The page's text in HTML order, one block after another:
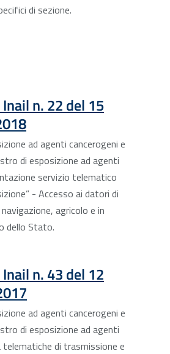
di sezione.
n. 22 del 15
ad agenti cancerogeni e
di esposizione ad agenti
servizio telematico
- Accesso ai datori di
agricolo e in
dello Stato.
n. 43 del 12
ad agenti cancerogeni e
di esposizione ad agenti
telematiche di trasmissione e